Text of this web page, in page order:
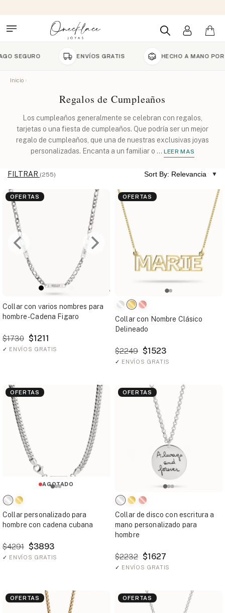
ENVÍOS GRATIS HECHO A MANO POR
Inicio
Regalos de Cumpleaños
Los cumpleaños generalmente se celebran con regalos,
tarjetas o una fiesta de cumpleaños. Que podría ser un mejor
regalo de cumpleaños, que una de nuestras exclusivas joyas
personalizadas. Encanta a un familiar o ... LEER MAS
FILTRAR (255) Sort By: Relevancia
OFERTAS
Collar con varios nombres para
hombre - Cadena Figaro
$1730 $1211
✓ ENVÍOS GRATIS
OFERTAS
Collar con Nombre Clásico
Delineado
$2249 $1523
✓ ENVÍOS GRATIS
AGOTADO
OFERTAS
Collar personalizado para
hombre con cadena cubana
$4291 $3893
✓ ENVÍOS GRATIS
OFERTAS
Collar de disco con escritura a
mano personalizado para
hombre
$2232 $1627
✓ ENVÍOS GRATIS
OFERTAS OFERTAS